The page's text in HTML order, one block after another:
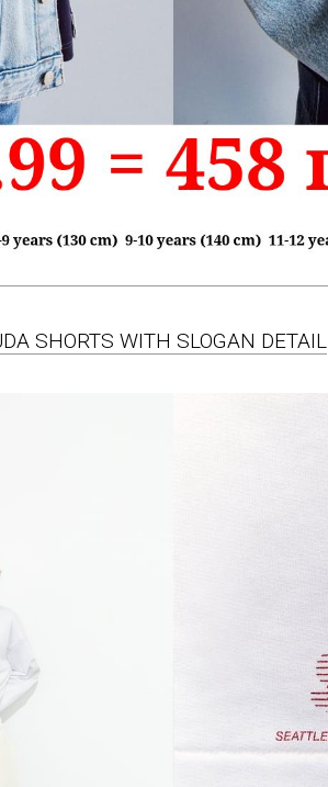
SHORTS WITH SLOGAN DETAIL